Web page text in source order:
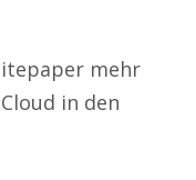
mehr
in den